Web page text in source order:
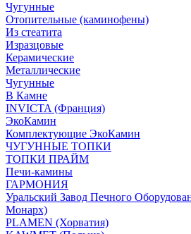
Чугунные
Отопительные (каминофены)
Из стеатита
Изразцовые
Керамические
Металлические
Чугунные
В Камне
INVICTA (Франция)
ЭкоКамин
Комплектующие ЭкоКамин
ЧУГУННЫЕ ТОПКИ
ТОПКИ ПРАЙМ
Печи-камины
ГАРМОНИЯ
Уральский Завод Печного
Монарх)
PLAMEN (Хорватия)